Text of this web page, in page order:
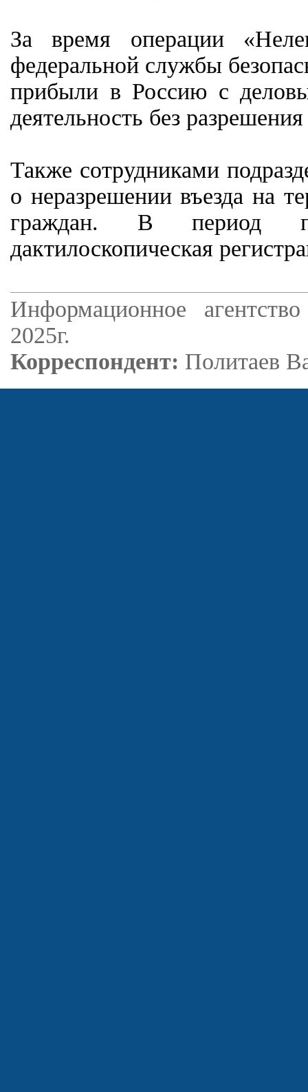
За время операции
федеральной службы
прибыли в Россию с
деятельность без
Также сотрудниками
о неразрешении въезда на
граждан. В период
дактилоскопическая
Информационное
2025г.
Корреспондент: Политаев